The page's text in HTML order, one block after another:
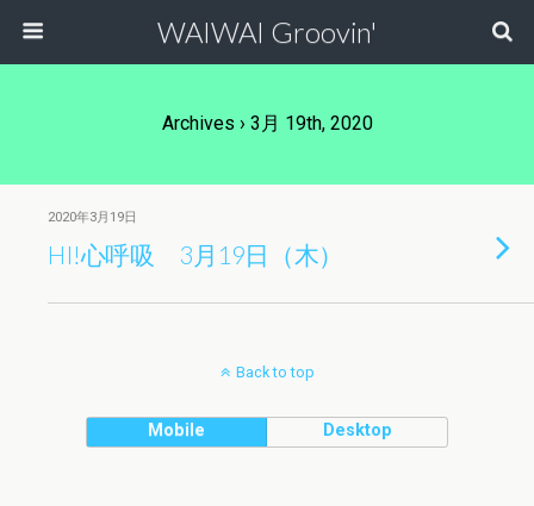
WAIWAI Groovin'
Archives › 3月 19th, 2020
2020年3月19日
HI!心呼吸 3月19日（木）
Back to top
Mobile Desktop